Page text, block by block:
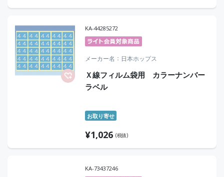
KA-44285272
メーカー名 日本ホップス
Ｘ線フィルム袋用 カラーナンバー
ラベル
お取り寄せ
¥1,026 (税抜)
KA-73437246